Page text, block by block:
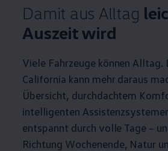
Damit aus Alltag
Auszeit wird
Viele Fahrzeuge können Alltag.
California kann mehr daraus
Übersicht, durchdachtem
intelligenten
entspannt durch volle Tage –
Richtung Wochenende, Natur